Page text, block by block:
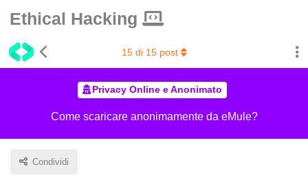
Ethical Hacking
Privacy Online e Anonimato
Come scaricare anonimamente da eMule?
Condividi
15di 15post